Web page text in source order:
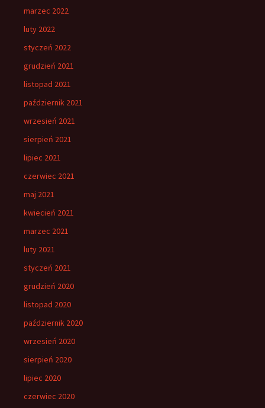
marzec 2022
luty 2022
styczeń 2022
grudzień 2021
listopad 2021
październik 2021
wrzesień 2021
sierpień 2021
lipiec 2021
czerwiec 2021
maj 2021
kwiecień 2021
marzec 2021
luty 2021
styczeń 2021
grudzień 2020
listopad 2020
październik 2020
wrzesień 2020
sierpień 2020
lipiec 2020
czerwiec 2020